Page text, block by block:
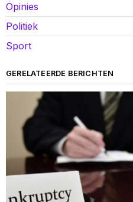
Opinies
Politiek
Sport
GERELATEERDE BERICHTEN